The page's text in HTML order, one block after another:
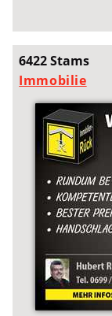
6422 Stams
Immobilie